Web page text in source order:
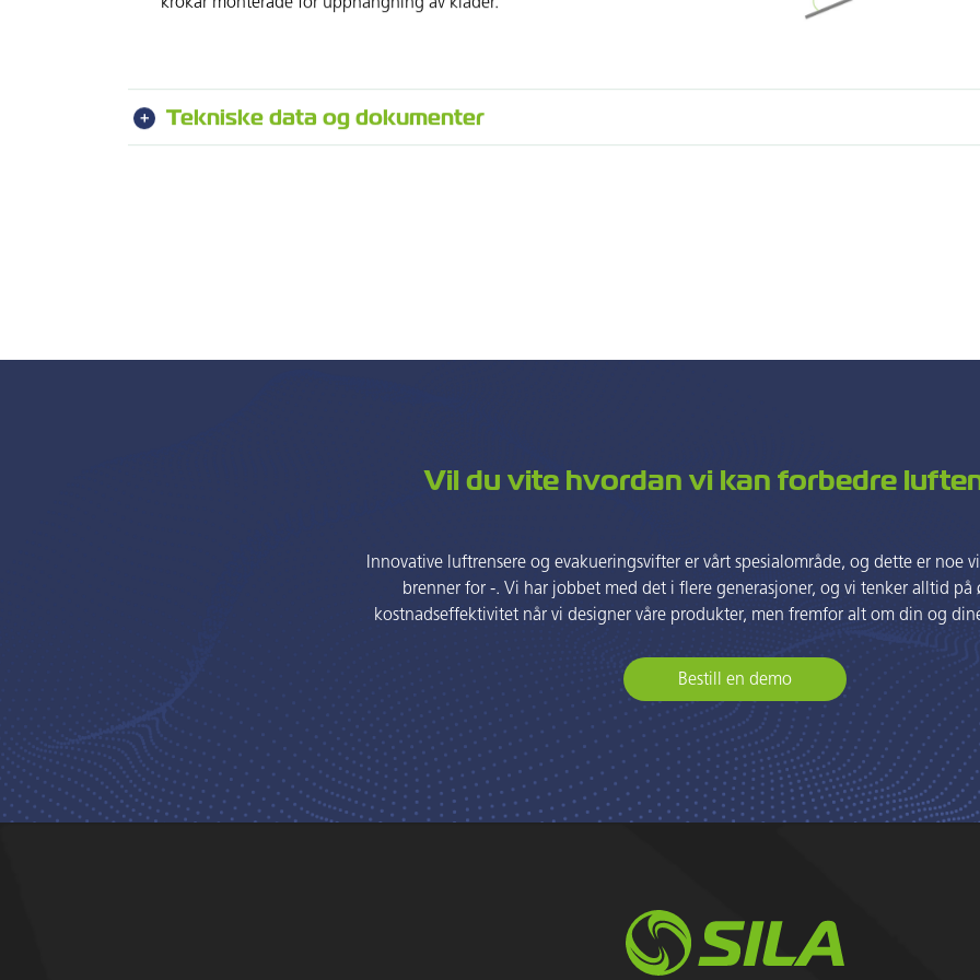
Tekniske data og dokumenter
Vil du vite hvordan vi kan forbedre
Innovative luftrensere og evakueringsvifter er vårt spesialområde, og dette er noe
brenner for -. Vi har jobbet med det i flere generasjoner, og vi tenker alltid
kostnadseffektivitet når vi designer våre produkter, men fremfor alt om din og
Bestill en demo